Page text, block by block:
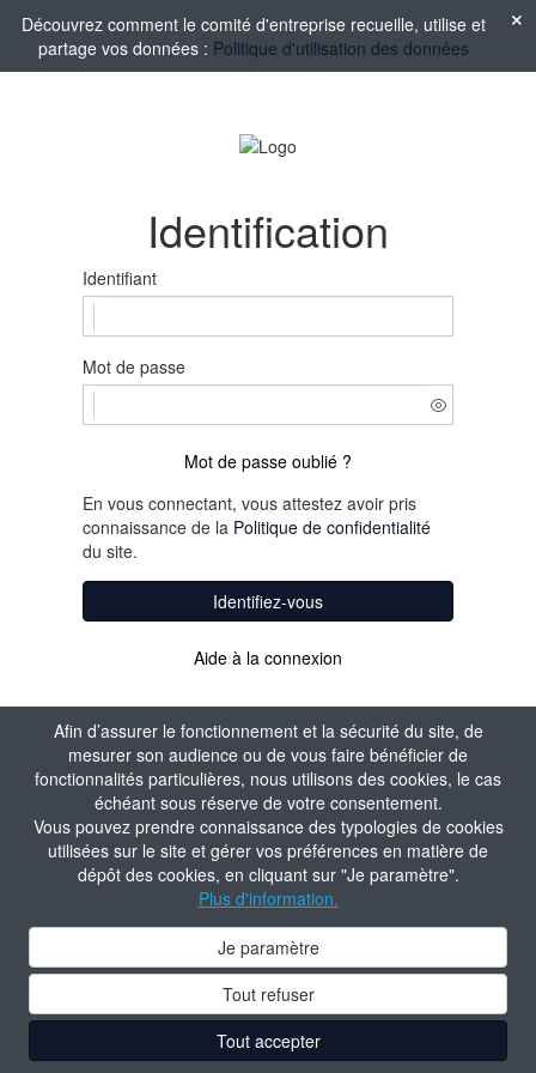
Afin d’assurer le fonctionnement et la sécurité du site, de
mesurer son audience ou de vous faire bénéficier de
fonctionnalités particulières, nous utilisons des cookies, le cas
échéant sous réserve de votre consentement.
Vous pouvez prendre connaissance des typologies de cookies
utilisées sur le site et gérer vos préférences en matière de
dépôt des cookies, en cliquant sur "Je paramètre".
Plus d'information.
Je paramètre
Tout refuser
Tout accepter
Découvrez comment le comité d'entreprise recueille, utilise et
partage vos données : Politique d'utilisation des données
Identification
Identifiant
Mot de passe
Mot de passe oublié ?
En vous connectant, vous attestez avoir pris
connaissance de la Politique de confidentialité
du site.
Identifiez-vous
Aide à la connexion